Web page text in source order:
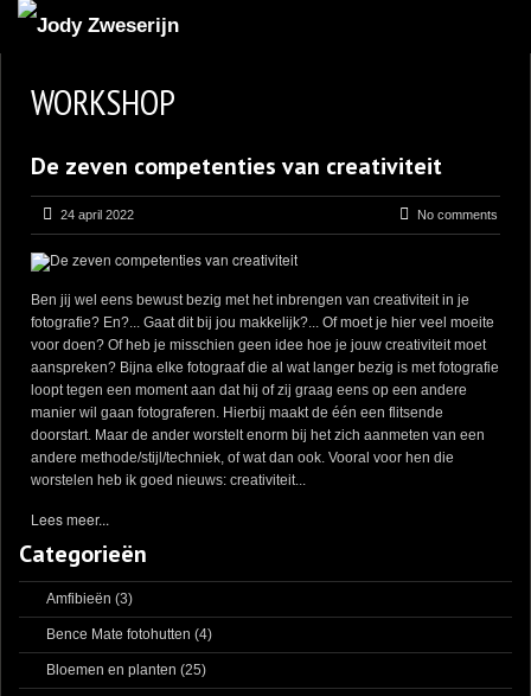
BLOG
LEREN VAN KUNST
BENCE MATE FOTOHUTTEN
OVER MIJ
CONTACT
WORKSHOP
De zeven competenties van creativiteit
24 april 2022 No comments
Ben jij wel eens bewust bezig met het inbrengen van creativiteit in je
fotografie? En?... Gaat dit bij jou makkelijk?... Of moet je hier veel moeite
voor doen? Of heb je misschien geen idee hoe je jouw creativiteit moet
aanspreken? Bijna elke fotograaf die al wat langer bezig is met fotografie
loopt tegen een moment aan dat hij of zij graag eens op een andere
manier wil gaan fotograferen. Hierbij maakt de één een flitsende
doorstart. Maar de ander worstelt enorm bij het zich aanmeten van een
andere methode/stijl/techniek, of wat dan ook. Vooral voor hen die
worstelen heb ik goed nieuws: creativiteit...
Lees meer...
Categorieën
Amfibieën (3)
Bence Mate fotohutten (4)
Bloemen en planten (25)